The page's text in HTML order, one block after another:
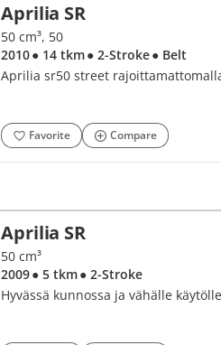
Aprilia SR
50 cm³, 50
2010● 14 tkm● 2-Stroke● Belt
Aprilia sr50 street
Favorite Compare
Aprilia SR
50 cm³
2009● 5 tkm● 2-Stroke
Hyvässä kunnossa ja vähälle